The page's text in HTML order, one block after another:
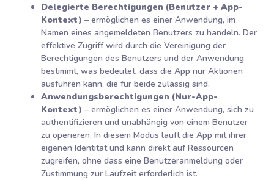
Delegierte Berechtigungen (Benutzer + App-
Kontext) – ermöglichen es einer Anwendung, im
Namen eines angemeldeten Benutzers zu handeln. Der
effektive Zugriff wird durch die Vereinigung der
Berechtigungen des Benutzers und der Anwendung
bestimmt, was bedeutet, dass die App nur Aktionen
ausführen kann, die für beide zulässig sind.
Anwendungsberechtigungen (Nur-App-
Kontext) – ermöglichen es einer Anwendung, sich zu
authentifizieren und unabhängig von einem Benutzer
zu operieren. In diesem Modus läuft die App mit ihrer
eigenen Identität und kann direkt auf Ressourcen
zugreifen, ohne dass eine Benutzeranmeldung oder
Zustimmung zur Laufzeit erforderlich ist.